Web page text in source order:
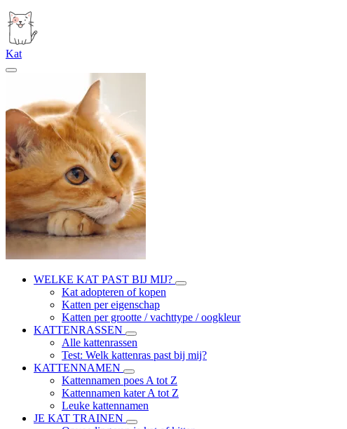
Kat
WELKE KAT PAST BIJ MIJ?
Kat adopteren of kopen
Katten per eigenschap
Katten per grootte / vachttype / oogkleur
KATTENRASSEN
Alle kattenrassen
Test: Welk kattenras past bij mij?
KATTENNAMEN
Kattennamen poes A tot Z
Kattennamen kater A tot Z
Leuke kattennamen
JE KAT TRAINEN